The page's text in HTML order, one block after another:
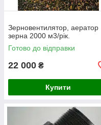
Зерновентилятор, аератор
зерна 2000 м3/рік.
Готово до відправки
22 000 ₴
Купити